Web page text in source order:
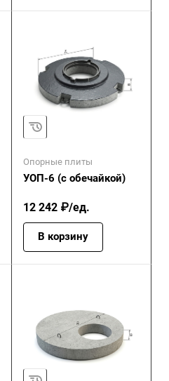
Опорные плиты
УОП-6 (с обечайкой)
12 242 ₽/ед.
В корзину